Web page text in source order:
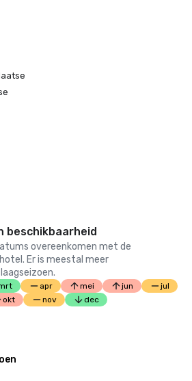
Choice Awards 2019
beschikbaarheid
overeenkomen met de
Er is meestal meer
apr mei jun
jul
okt nov dec